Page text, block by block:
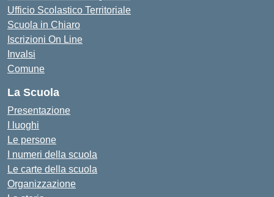
Ufficio Scolastico Territoriale
Scuola in Chiaro
Iscrizioni On Line
Invalsi
Comune
La Scuola
Presentazione
I luoghi
Le persone
I numeri della scuola
Le carte della scuola
Organizzazione